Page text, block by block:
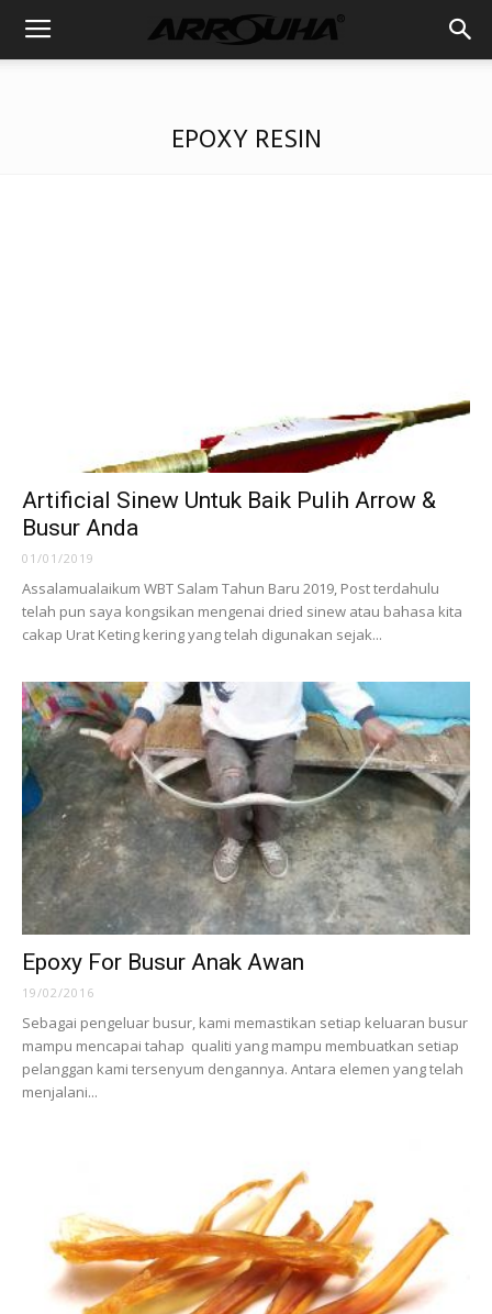
EPOXY RESIN
Artificial Sinew Untuk Baik Pulih Arrow &
Busur Anda
01/01/2019
Assalamualaikum WBT Salam Tahun Baru 2019, Post terdahulu
telah pun saya kongsikan mengenai dried sinew atau bahasa kita
cakap Urat Keting kering yang telah digunakan sejak...
Epoxy For Busur Anak Awan
19/02/2016
Sebagai pengeluar busur, kami memastikan setiap keluaran busur
mampu mencapai tahap qualiti yang mampu membuatkan setiap
pelanggan kami tersenyum dengannya. Antara elemen yang telah
menjalani...